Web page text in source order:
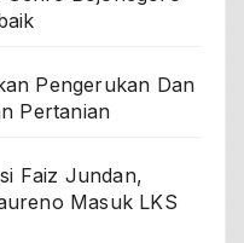
Pengerukan Dan
Pertanian
Faiz Jundan,
Masuk LKS